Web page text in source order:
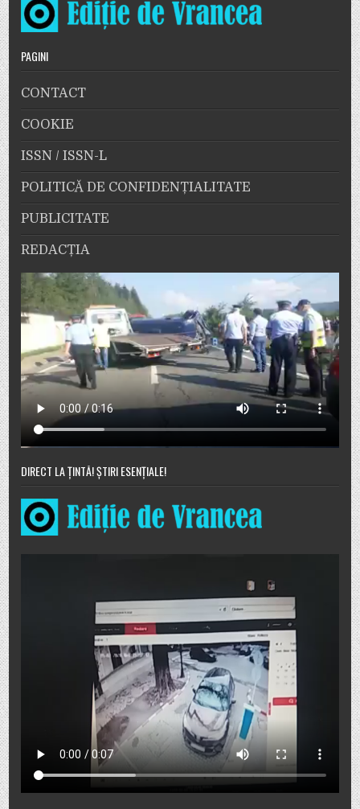
PAGINI
CONTACT
COOKIE
ISSN / ISSN-L
POLITICĂ DE CONFIDENȚIALITATE
PUBLICITATE
REDACȚIA
DIRECT LA ȚINTĂ! ȘTIRI ESENȚIALE!